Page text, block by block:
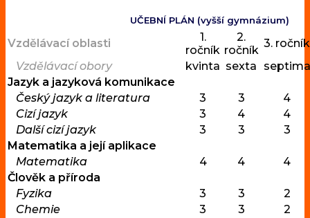
UČEBNÍ PLÁN (vyšší gymnázium)
Vzdělávací oblasti
1.
ročník
2.
ročník
3. ročník
Vzdělávací obory
kvinta sexta
septima
Jazyk a jazyková komunikace
Český jazyk a literatura
3 3
4
Cizí jazyk
3 4
4
Další cizí jazyk
3 3
3
Matematika a její aplikace
Matematika
4 4
4
Člověk a příroda
Fyzika
3 3
2
Chemie
3 3
2